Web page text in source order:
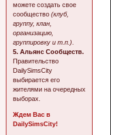
можете создать свое
сообщество (клуб,
группу, клан,
организацию,
группировку и т.п.)
5. Альянс Сообществ.
Правительство
DailySimsCity
выбирается его
жителями на очередных
выборах.
Ждем Вас в
DailySimsCity!